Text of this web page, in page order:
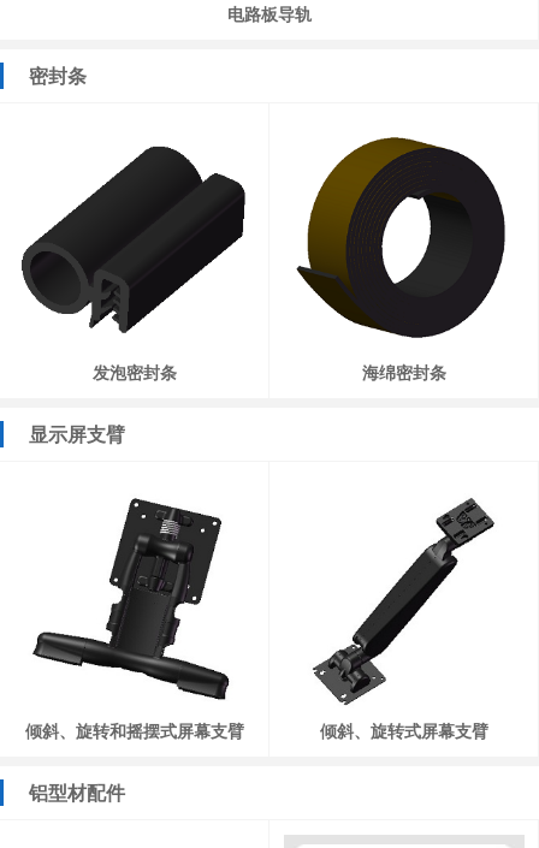
电路板导轨
密封条
发泡密封条 海绵密封条
显示屏支臂
倾斜、旋转和摇摆式屏幕支臂 倾斜、旋转式屏幕支臂
铝型材配件